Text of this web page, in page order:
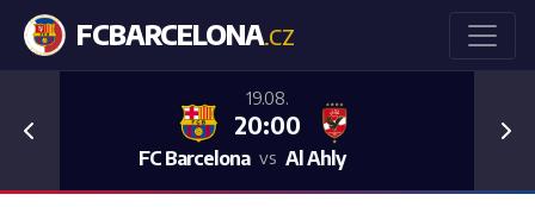
FCBARCELONA.CZ
19.08.
20:00
FC Barcelona vs Al Ahly
Previous